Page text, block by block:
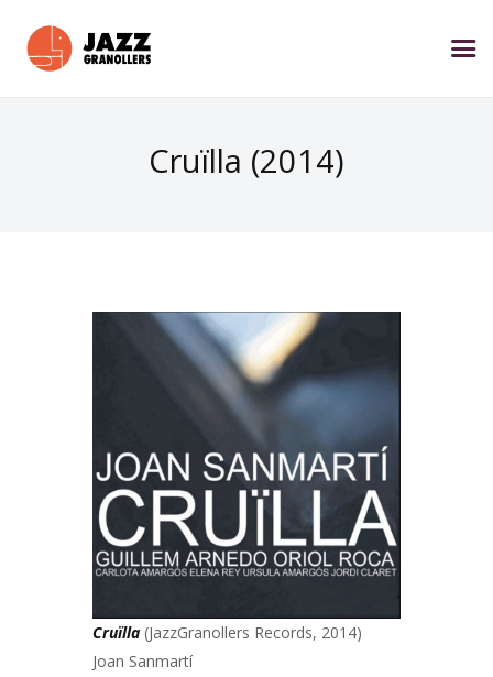
Cruïlla (2014)
Cruïlla (JazzGranollers Records, 2014)
Joan Sanmartí